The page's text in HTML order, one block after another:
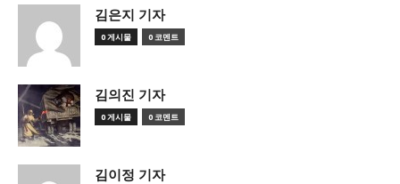
김은지 기자
0 게시물 0 코멘트
김의진 기자
0 게시물 0 코멘트
김이정 기자